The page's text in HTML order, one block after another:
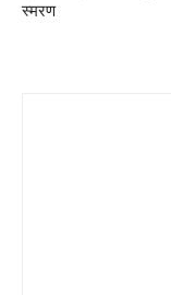
स्मरण